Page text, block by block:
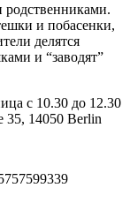
родственниками.
и побасенки,
делятся
и “заводят”
с 10.30 до 12.30
35, 14050 Berlin